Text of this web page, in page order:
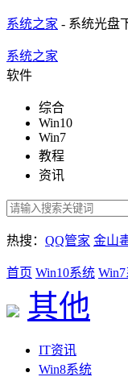
系统之家 - 系统光盘
系统之家
软件
综合
Win10
Win7
教程
资讯
热搜： QQ管家 金山
首页 Win10系统
其他
IT资讯
Win8系统